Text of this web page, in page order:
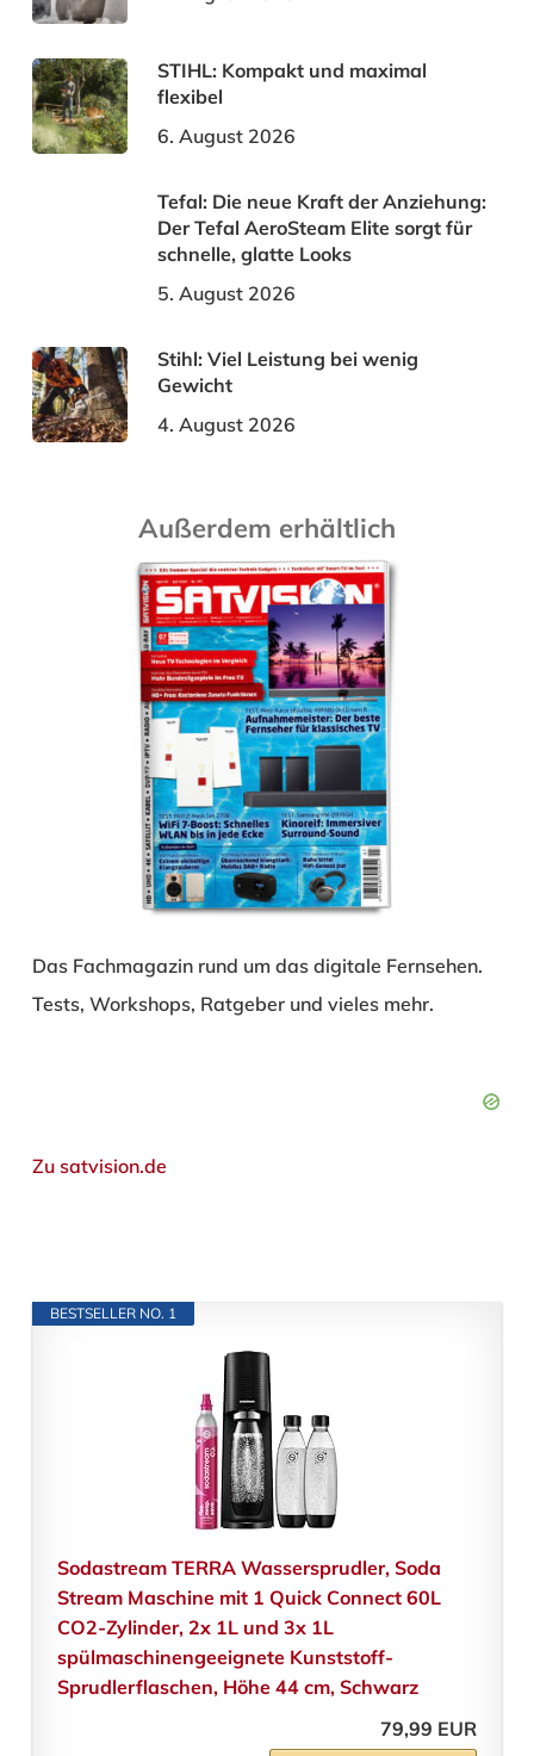
STIHL: Kompakt und maximal
flexibel
6. August 2026
Tefal: Die neue Kraft der Anziehung:
Der Tefal AeroSteam Elite sorgt für
schnelle, glatte Looks
5. August 2026
Stihl: Viel Leistung bei wenig
Gewicht
4. August 2026
Außerdem erhältlich
Das Fachmagazin rund um das digitale Fernsehen.
Tests, Workshops, Ratgeber und vieles mehr.
Zu satvision.de
BESTSELLER NO. 1
Sodastream TERRA Wassersprudler, Soda
Stream Maschine mit 1 Quick Connect 60L
CO2-Zylinder, 2x 1L und 3x 1L
spülmaschinengeeignete Kunststoff-
Sprudlerflaschen, Höhe 44 cm, Schwarz
79,99 EUR